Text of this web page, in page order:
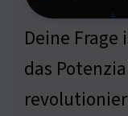
Deine
das